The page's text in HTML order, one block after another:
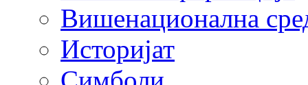
Вишенационална
Историјат